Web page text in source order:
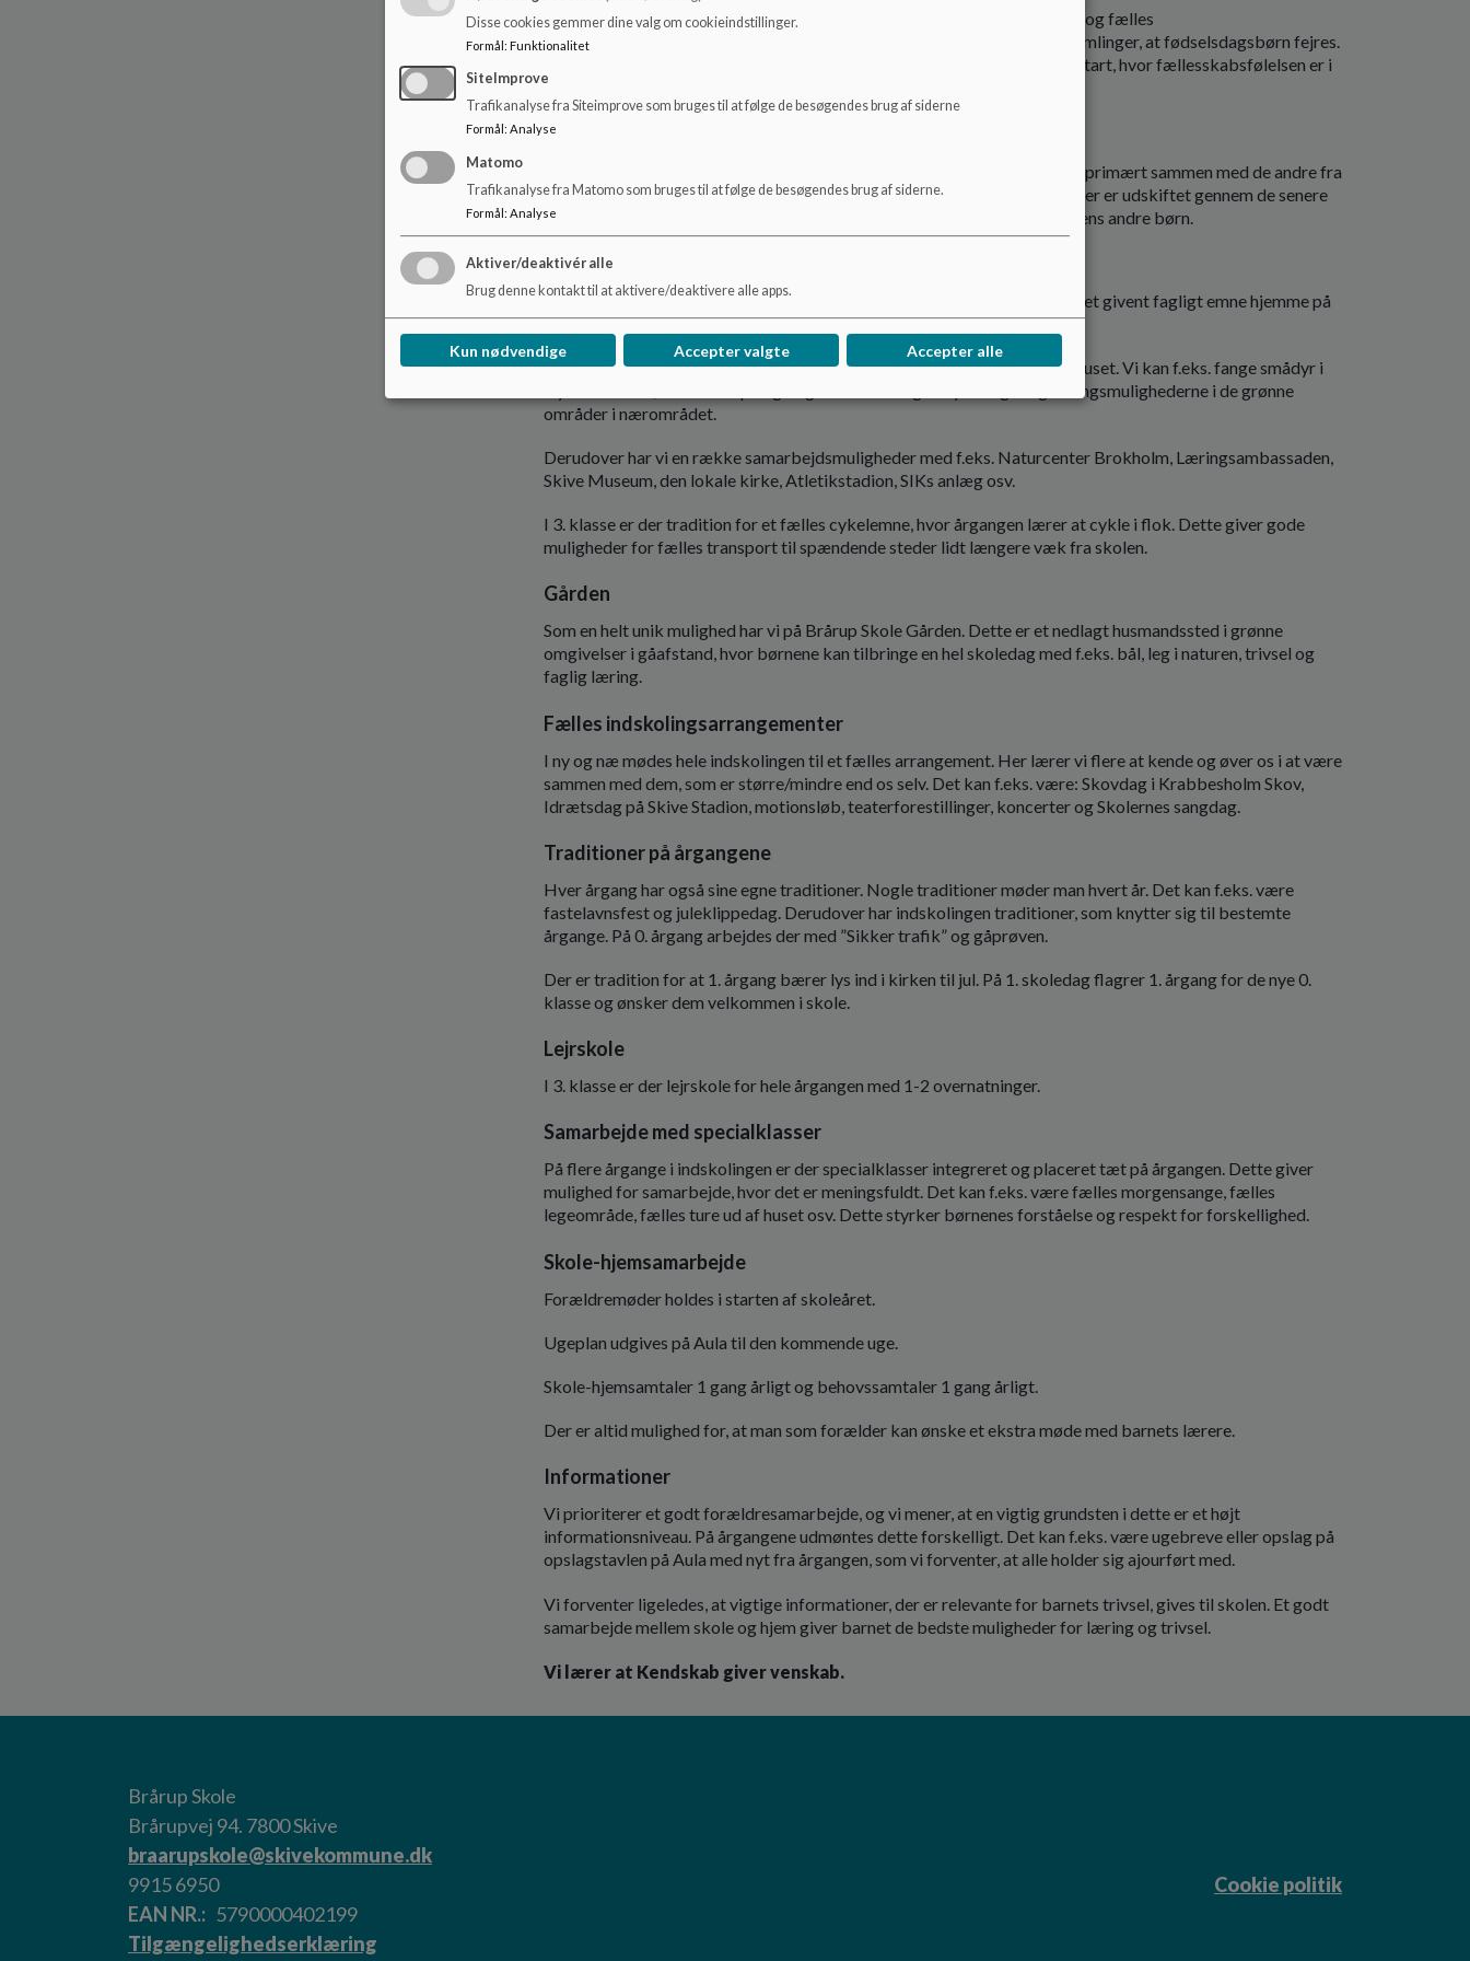
Mange årgange har tradition for at starte dagen fælles med morgensang og fælles
oplevelser/fortællinger/informationer mv. Det vil ofte være til morgensamlinger, at fødselsdagsbørn fejres.
Morgensamlingerne giver årgangen mulighed for en god og rolig fælles start, hvor fællesskabsfølelsen er i
højsædet.
Frikvarterer
Børnene holder frikvarter i deres ”nærområde” i forhold til klassen. De er primært sammen med de andre fra
årgangen og møder kendte voksne som gårdvagter. Skolens legeredskaber er udskiftet gennem de senere
år – disse giver mulighed for at bruge krop og fantasi i legen med årgangens andre børn.
Ture ud af huset
Vi lægger vægt på ture ud af huset, hvor turen understøtter og udbygger et givent fagligt emne hjemme på
skolen.
Skolen ligger placeret i et område med mange muligheder for ture ud af huset. Vi kan f.eks. fange smådyr i
Gymnasiesøen, finde svampe og kogler i skoven og udnytte lege- og læringsmulighederne i de grønne
områder i nærområdet.
Derudover har vi en række samarbejdsmuligheder med f.eks. Naturcenter Brokholm, Læringsambassaden,
Skive Museum, den lokale kirke, Atletikstadion, SIKs anlæg osv.
I 3. klasse er der tradition for et fælles cykelemne, hvor årgangen lærer at cykle i flok. Dette giver gode
muligheder for fælles transport til spændende steder lidt længere væk fra skolen.
Gården
Som en helt unik mulighed har vi på Brårup Skole Gården. Dette er et nedlagt husmandssted i grønne
omgivelser i gåafstand, hvor børnene kan tilbringe en hel skoledag med f.eks. bål, leg i naturen, trivsel og
faglig læring.
Fælles indskolingsarrangementer
I ny og næ mødes hele indskolingen til et fælles arrangement. Her lærer vi flere at kende og øver os i at være
sammen med dem, som er større/mindre end os selv. Det kan f.eks. være: Skovdag i Krabbesholm Skov,
Idrætsdag på Skive Stadion, motionsløb, teaterforestillinger, koncerter og Skolernes sangdag.
Traditioner på årgangene
Hver årgang har også sine egne traditioner. Nogle traditioner møder man hvert år. Det kan f.eks. være
fastelavnsfest og juleklippedag. Derudover har indskolingen traditioner, som knytter sig til bestemte
årgange. På 0. årgang arbejdes der med ”Sikker trafik” og gåprøven.
Der er tradition for at 1. årgang bærer lys ind i kirken til jul. På 1. skoledag flagrer 1. årgang for de nye 0.
klasse og ønsker dem velkommen i skole.
Lejrskole
I 3. klasse er der lejrskole for hele årgangen med 1-2 overnatninger.
Samarbejde med specialklasser
På flere årgange i indskolingen er der specialklasser integreret og placeret tæt på årgangen. Dette giver
mulighed for samarbejde, hvor det er meningsfuldt. Det kan f.eks. være fælles morgensange, fælles
legeområde, fælles ture ud af huset osv. Dette styrker børnenes forståelse og respekt for forskellighed.
Skole-hjemsamarbejde
Forældremøder holdes i starten af skoleåret.
Ugeplan udgives på Aula til den kommende uge.
Skole-hjemsamtaler 1 gang årligt og behovssamtaler 1 gang årligt.
Der er altid mulighed for, at man som forælder kan ønske et ekstra møde med barnets lærere.
Informationer
Vi prioriterer et godt forældresamarbejde, og vi mener, at en vigtig grundsten i dette er et højt
informationsniveau. På årgangene udmøntes dette forskelligt. Det kan f.eks. være ugebreve eller opslag på
opslagstavlen på Aula med nyt fra årgangen, som vi forventer, at alle holder sig ajourført med.
Vi forventer ligeledes, at vigtige informationer, der er relevante for barnets trivsel, gives til skolen. Et godt
samarbejde mellem skole og hjem giver barnet de bedste muligheder for læring og trivsel.
Vi lærer at Kendskab giver venskab.
Brårup Skole
Brårupvej 94. 7800 Skive
braarupskole@skivekommune.dk
9915 6950
EAN NR.
5790000402199
Tilgængelighedserklæring
Cookie politik
Disse cookies gemmer dine valg om cookieindstillinger.
Formål: Funktionalitet
SiteImprove
Trafikanalyse fra Siteimprove som bruges til at følge de besøgendes brug af siderne
Formål : Analyse
Matomo
Trafikanalyse fra Matomo som bruges til at følge de besøgendes brug af siderne.
Formål : Analyse
Aktiver/deaktivér alle
Brug denne kontakt til at aktivere/deaktivere alle apps.
Kun nødvendige Accepter valgte Accepter alle